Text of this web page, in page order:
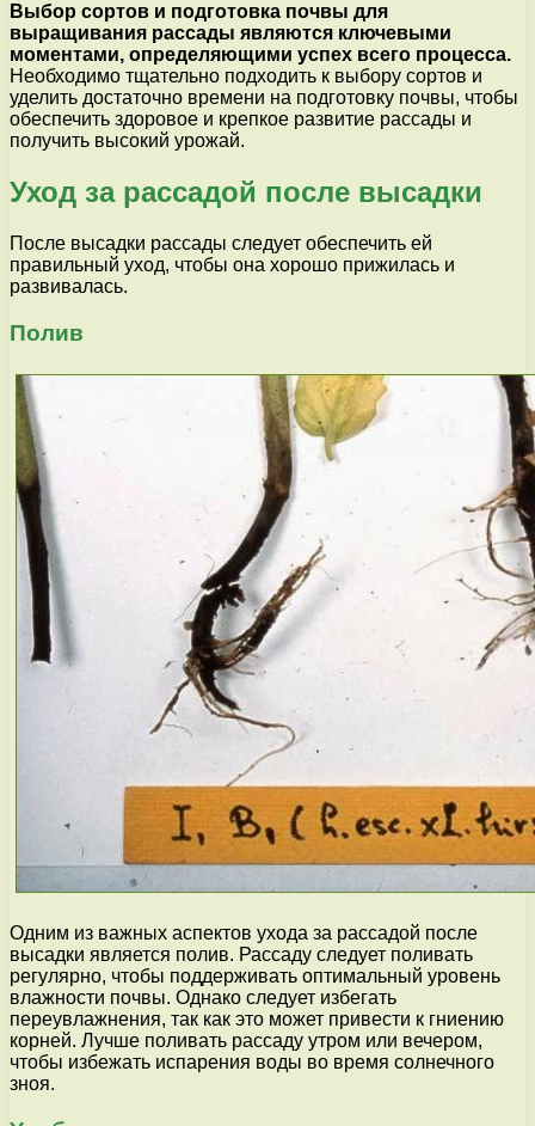
Выбор сортов и подготовка почвы для
выращивания рассады являются ключевыми
моментами, определяющими успех всего процесса.
Необходимо тщательно подходить к выбору сортов и
уделить достаточно времени на подготовку почвы, чтобы
обеспечить здоровое и крепкое развитие рассады и
получить высокий урожай.
Уход за рассадой после высадки
После высадки рассады следует обеспечить ей
правильный уход, чтобы она хорошо прижилась и
развивалась.
Полив
Одним из важных аспектов ухода за рассадой после
высадки является полив. Рассаду следует поливать
регулярно, чтобы поддерживать оптимальный уровень
влажности почвы. Однако следует избегать
переувлажнения, так как это может привести к гниению
корней. Лучше поливать рассаду утром или вечером,
чтобы избежать испарения воды во время солнечного
зноя.